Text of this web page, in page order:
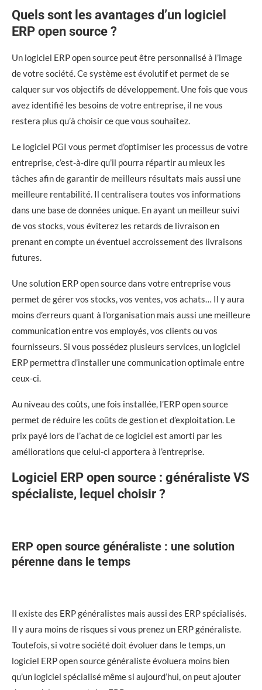
Quels sont les avantages d’un logiciel
ERP open source ?
Un logiciel ERP open source peut être personnalisé à l’image
de votre société. Ce système est évolutif et permet de se
calquer sur vos objectifs de développement. Une fois que vous
avez identifié les besoins de votre entreprise, il ne vous
restera plus qu’à choisir ce que vous souhaitez.
Le logiciel PGI vous permet d’optimiser les processus de votre
entreprise, c’est-à-dire qu’il pourra répartir au mieux les
tâches afin de garantir de meilleurs résultats mais aussi une
meilleure rentabilité. Il centralisera toutes vos informations
dans une base de données unique. En ayant un meilleur suivi
de vos stocks, vous éviterez les retards de livraison en
prenant en compte un éventuel accroissement des livraisons
futures.
Une solution ERP open source dans votre entreprise vous
permet de gérer vos stocks, vos ventes, vos achats… Il y aura
moins d’erreurs quant à l’organisation mais aussi une meilleure
communication entre vos employés, vos clients ou vos
fournisseurs. Si vous possédez plusieurs services, un logiciel
ERP permettra d’installer une communication optimale entre
ceux-ci.
Au niveau des coûts, une fois installée, l’ERP open source
permet de réduire les coûts de gestion et d’exploitation. Le
prix payé lors de l’achat de ce logiciel est amorti par les
améliorations que celui-ci apportera à l’entreprise.
Logiciel ERP open source : généraliste VS
spécialiste, lequel choisir ?
ERP open source généraliste : une solution
pérenne dans le temps
Il existe des ERP généralistes mais aussi des ERP spécialisés.
Il y aura moins de risques si vous prenez un ERP généraliste.
Toutefois, si votre société doit évoluer dans le temps, un
logiciel ERP open source généraliste évoluera moins bien
qu’un logiciel spécialisé même si aujourd’hui, on peut ajouter